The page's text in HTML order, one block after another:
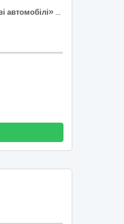
021:2015 34110000-1: «Легкові автомобілі» (повнопривідний легковий автомобіль з кузовом типу пікап іноземного виробництва)